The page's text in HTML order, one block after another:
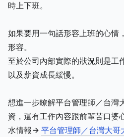
時上下班。
如果要用一句話形容上班的心情
形容。
至於公司內部實際的狀況則是工
以及薪資成長緩慢。
想進一步瞭解平台管理師／台灣
資，還有工作內容跟前輩苦口婆
水情報-> 平台管理師／台灣大哥